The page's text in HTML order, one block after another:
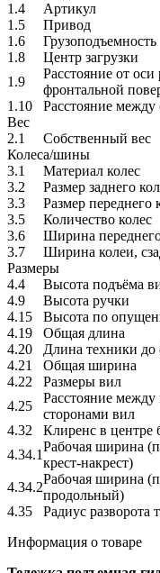
1.4
Артикул
1.5
Привод
1.6
Грузоподъемность
1.8
Центр загрузки
1.9
Расстояние от оси
фронтальной
1.10
Расстояние между
Вес
2.1
Собственный вес
Колеса/шины
3.1
Материал колес
3.2
Размер заднего
3.3
Размер переднего
3.5
Количество колес
3.6
Ширина
3.7
Ширина колеи,
Размеры
4.4
Высота подъёма
4.9
Высота ручки
4.15
Высота по
4.19
Общая длина
4.20
Длина техники до
4.21
Общая ширина
4.22
Размеры вил
4.25
Расстояние
сторонами вил
4.32
Клиренс в центре
4.34.1
Рабочая ширина
крест-накрест)
4.34.2
Рабочая ширина
продольный)
4.35
Радиус разворота
Информация о товаре